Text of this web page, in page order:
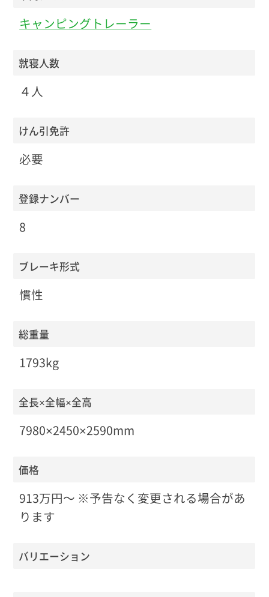
キャンピングトレーラー
就寝人数
４人
けん引免許
必要
登録ナンバー
8
ブレーキ形式
慣性
総重量
1793kg
全長×全幅×全高
7980×2450×2590mm
価格
913万円〜 ※予告なく変更される場合があ
ります
バリエーション